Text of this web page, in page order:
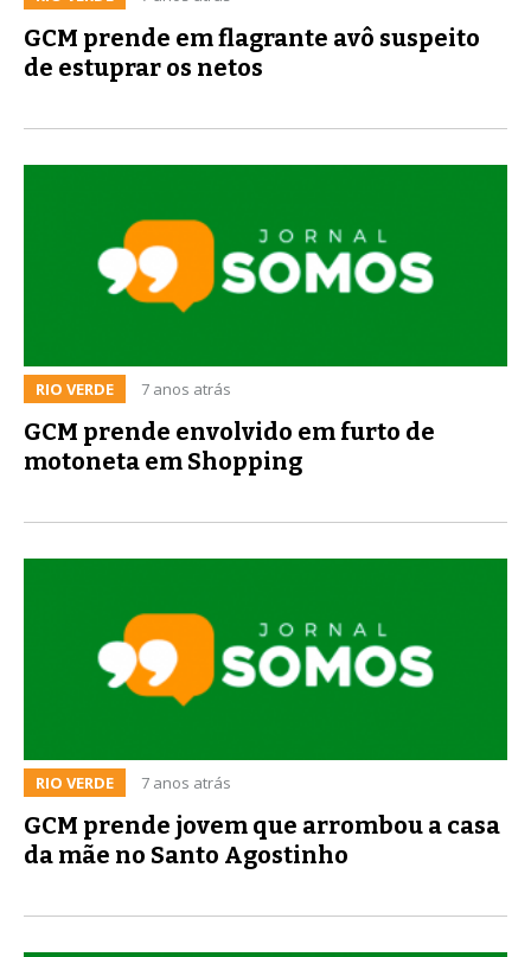
GCM prende em flagrante avô suspeito
de estuprar os netos
RIO VERDE 7 anos atrás
GCM prende envolvido em furto de
motoneta em Shopping
RIO VERDE 7 anos atrás
GCM prende jovem que arrombou a casa
da mãe no Santo Agostinho